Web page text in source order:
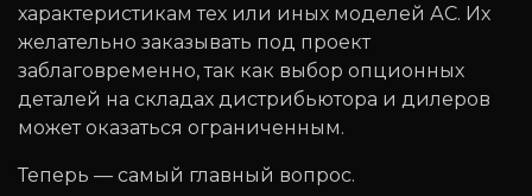
характеристикам тех или иных моделей АС. Их
желательно заказывать под проект
заблаговременно, так как выбор опционных
деталей на складах дистрибьютора и дилеров
может оказаться ограниченным.
Теперь — самый главный вопрос.